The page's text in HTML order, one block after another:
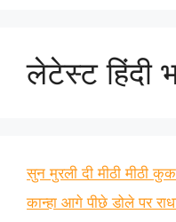
लेटेस्ट हिंदी
सुन मुरली दी मीठी मीठी
कान्हा आगे पीछे डोले पर